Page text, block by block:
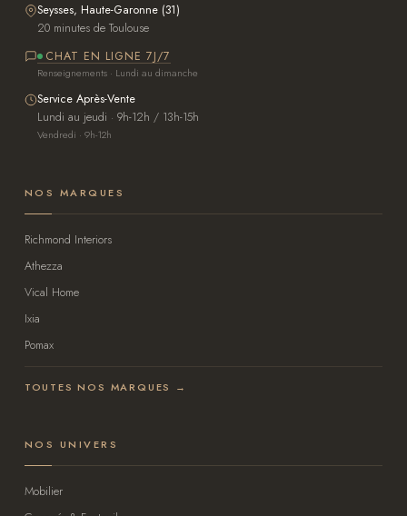
Seysses, Haute-Garonne (31)
20 minutes de Toulouse
CHAT EN LIGNE 7J/7
Renseignements · Lundi au dimanche
Service Après-Vente
Lundi au jeudi · 9h-12h / 13h-15h
Vendredi · 9h-12h
NOS MARQUES
Richmond Interiors
Athezza
Vical Home
Ixia
Pomax
TOUTES NOS MARQUES →
NOS UNIVERS
Mobilier